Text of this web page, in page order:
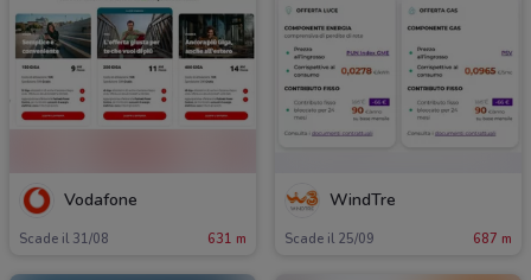
Vodafone
Scade il 31/08 631 m
WindTre
Scade il 25/09 687 m